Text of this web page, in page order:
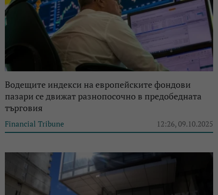
Водещите индекси на европейските фондови
пазари се движат разнопосочно в предобедната
търговия
Financial Tribune 12:26, 09.10.2025